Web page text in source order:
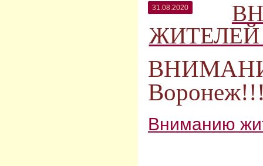
31.08.2020
ЖИТЕЛЕЙ
Вниманию